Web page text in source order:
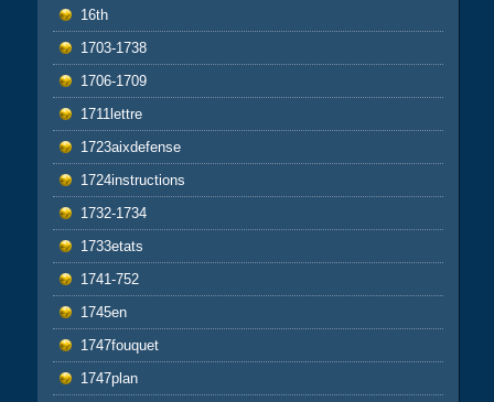
16th
1703-1738
1706-1709
1711lettre
1723aixdefense
1724instructions
1732-1734
1733etats
1741-752
1745en
1747fouquet
1747plan